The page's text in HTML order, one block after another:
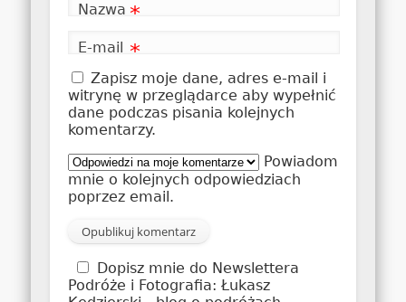
Nazwa *
E-mail *
Zapisz moje dane, adres e-mail i
witrynę w przeglądarce aby wypełnić
dane podczas pisania kolejnych
komentarzy.
Powiadom
mnie o kolejnych odpowiedziach
poprzez email.
Dopisz mnie do Newslettera
Podróże i Fotografia: Łukasz